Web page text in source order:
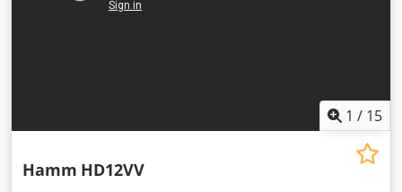
1 / 15
Hamm HD12VV